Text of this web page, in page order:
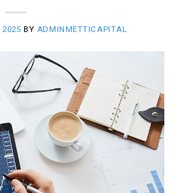
2025 BY ADMINMETTICAPITAL